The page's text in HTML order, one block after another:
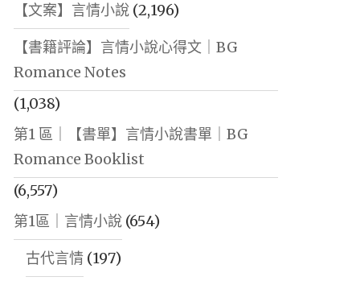
【文案】言情小說(2,196)
【書籍評論】言情小說心得文｜BG
Romance Notes
(1,038)
第1 區｜【書單】言情小說書單｜BG
Romance Booklist
(6,557)
第1區｜言情小說(654)
古代言情(197)